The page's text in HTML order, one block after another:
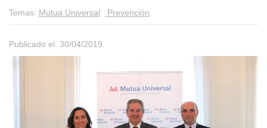
Temas: Mutua Universal Prevención
Publicado el: 30/04/2019